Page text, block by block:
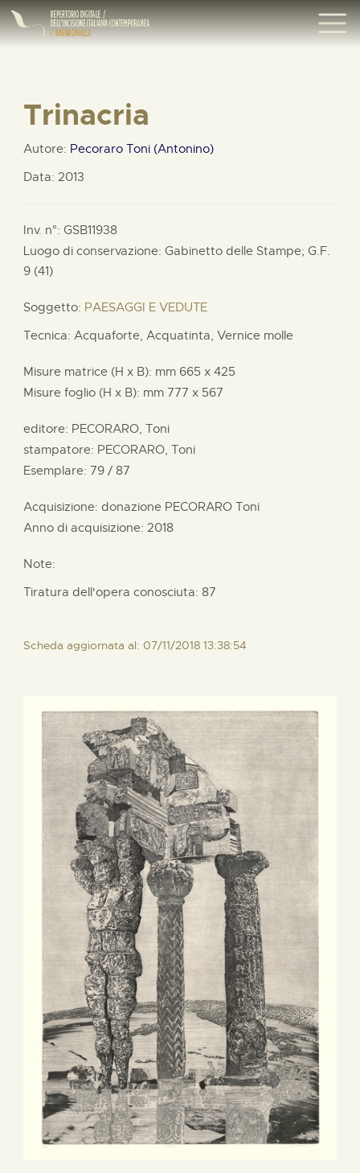
Trinacria
Autore: Pecoraro Toni (Antonino)
Data: 2013
Inv. n°: GSB11938
Luogo di conservazione: Gabinetto delle Stampe; G.F.
9 (41)
Soggetto: PAESAGGI E VEDUTE
Tecnica: Acquaforte, Acquatinta, Vernice molle
Misure matrice (H x B): mm 665 x 425
Misure foglio (H x B): mm 777 x 567
editore: PECORARO, Toni
stampatore: PECORARO, Toni
Esemplare: 79 / 87
Acquisizione: donazione PECORARO Toni
Anno di acquisizione: 2018
Note:
Tiratura dell'opera conosciuta: 87
Scheda aggiornata al: 07/11/2018 13:38:54